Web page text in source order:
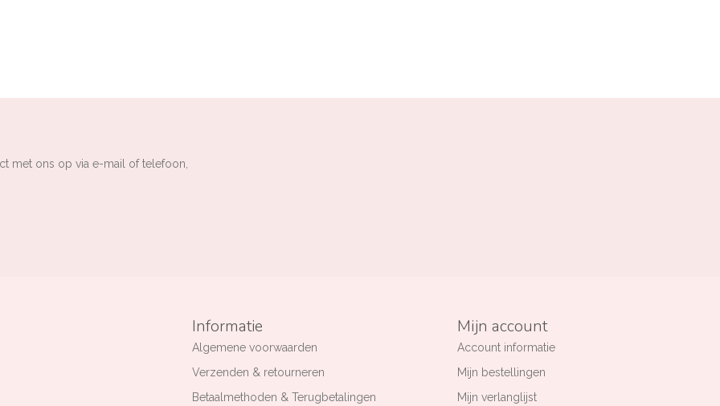
met ons op via e-mail of telefoon,
Informatie
Algemene voorwaarden
Verzenden & retourneren
Betaalmethoden & Terugbetalingen
Mijn account
Account informatie
Mijn bestellingen
Mijn verlanglijst